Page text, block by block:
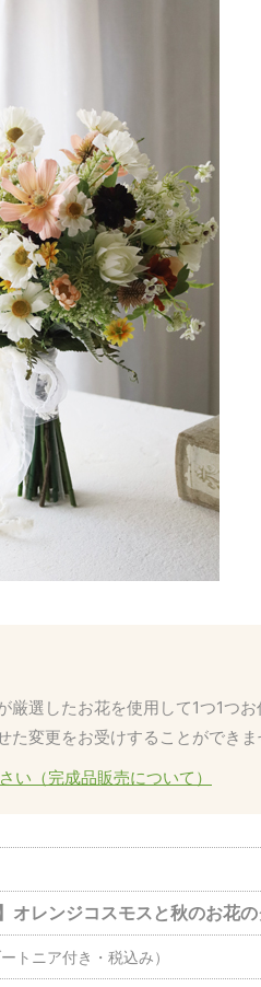
厳選したお花を使用して1つ1つ
変更をお受けすることができま
い（完成品販売について）
オレンジコスモスと秋のお花
ートニア付き・税込み）